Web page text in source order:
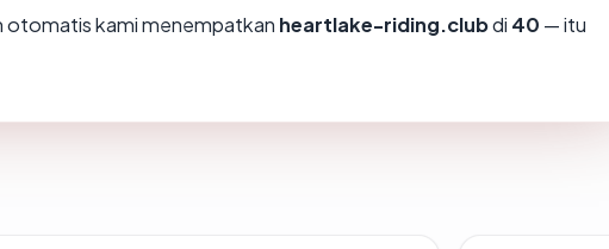
otomatis kami menempatkan heartlake-riding.clubdi 40 — itu